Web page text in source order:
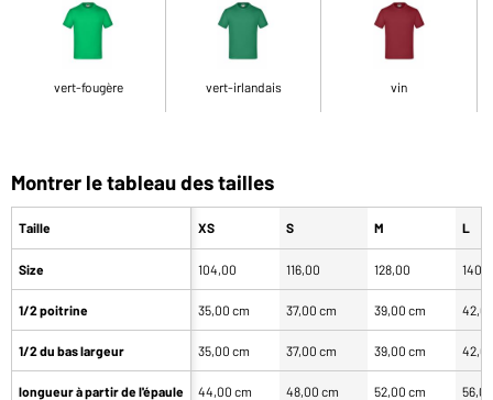
vert-fougère vert-irlandais vin
Montrer le tableau des tailles
Taille
Size
1/2 poitrine
1/2 du bas largeur
longueur à partir de l'épaule
XS S M L
104,00 116,00 128,00
35,00 cm 37,00 cm 39,00 cm
35,00 cm 37,00 cm 39,00 cm
44,00 cm 48,00 cm 52,00 cm